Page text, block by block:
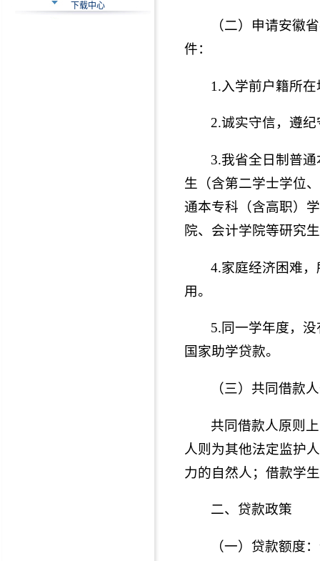
下载中心
（二）申请安徽
件：
1.入学前户籍所
2.诚实守信，遵
3.我省全日制普
生（含第二学士学位
通本专科（含高职）
院、会计学院等研究
4.家庭经济困难
用。
5.同一学年度，
国家助学贷款。
（三）共同借款
共同借款人原则
人则为其他法定监护
力的自然人；借款学
二、贷款政策
（一）贷款额度